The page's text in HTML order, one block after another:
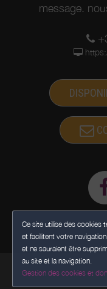
Ce site utilise des cookies
et facilitent votre
et ne sauraient être
au site et la navigation.
Gestion des cookies et
message.